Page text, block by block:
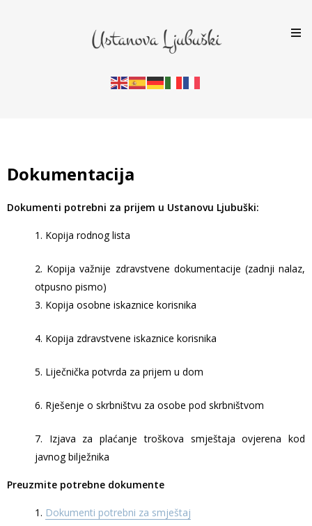
Dokumentacija
Dokumenti potrebni za prijem u Ustanovu Ljubuški:
1. Kopija rodnog lista
2. Kopija važnije zdravstvene dokumentacije (zadnji nalaz,
otpusno pismo)
3. Kopija osobne iskaznice korisnika
4. Kopija zdravstvene iskaznice korisnika
5. Liječnička potvrda za prijem u dom
6. Rješenje o skrbništvu za osobe pod skrbništvom
7. Izjava za plaćanje troškova smještaja ovjerena kod
javnog bilježnika
Preuzmite potrebne dokumente
1. Dokumenti potrebni za smještaj